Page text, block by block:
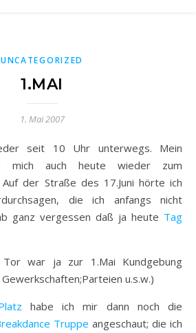
UNCATEGORIZED
1.MAI
1. Mai 2007
mich auch heute wieder zum
der Straße des 17.Juni hörte ich
die ich anfangs nicht
ganz vergessen daß ja heute Tag
Tor war ja zur 1.Mai Kundgebung
u.s.w.)
habe ich mir dann noch die
Truppe angeschaut; die ich